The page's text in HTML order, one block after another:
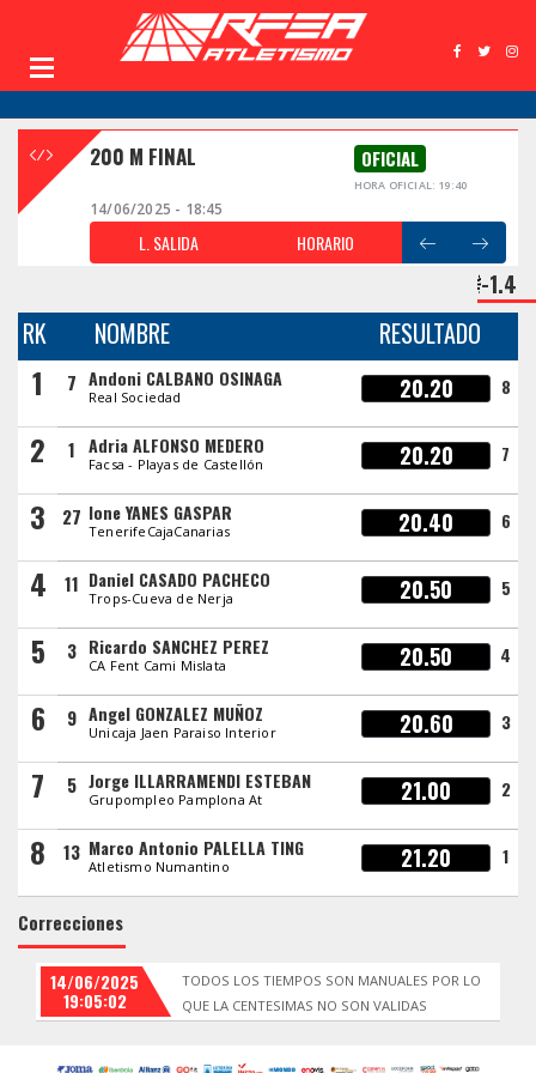
200 M FINAL OFICIAL
HORA OFICIAL: 19:40
14/06/2025 - 18:45
L. SALIDA HORARIO
-1.4
RK NOMBRE RESULTADO
1 7 Andoni CALBANO OSINAGA
Real Sociedad 20.20 8
2 1 Adria ALFONSO MEDERO
Facsa - Playas de Castellón 20.20 7
3 27 Ione YANES GASPAR
TenerifeCajaCanarias 20.40 6
4 11 Daniel CASADO PACHECO
Trops-Cueva de Nerja 20.50 5
5 3 Ricardo SANCHEZ PEREZ
CA Fent Cami Mislata 20.50 4
6 9 Angel GONZALEZ MUÑOZ
Unicaja Jaen Paraiso Interior 20.60 3
7 5 Jorge ILLARRAMENDI ESTEBAN
Grupompleo Pamplona At 21.00 2
8 13 Marco Antonio PALELLA TING
Atletismo Numantino 21.20 1
Correcciones
14/06/2025
19:05:02
TODOS LOS TIEMPOS SON MANUALES POR LO
QUE LA CENTESIMAS NO SON VALIDAS